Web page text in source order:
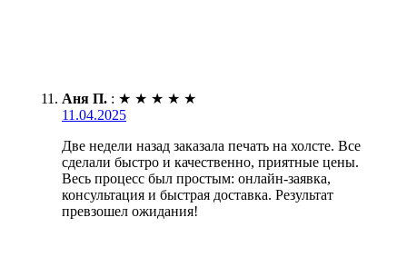
Аня П. : ★ ★ ★ ★ ★
11.04.2025
Две недели назад заказала печать на холсте. Все
сделали быстро и качественно, приятные цены.
Весь процесс был простым: онлайн-заявка,
консультация и быстрая доставка. Результат
превзошел ожидания!